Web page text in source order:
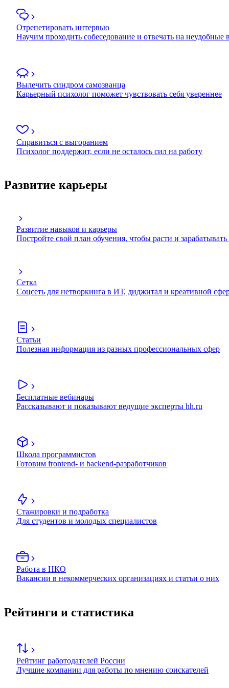
Отрепетировать интервью
Научим проходить собеседование и отвечать на неудобные
Вылечить синдром самозванца
Карьерный психолог поможет чувствовать себя увереннее
Справиться с выгоранием
Психолог поддержит, если не осталось сил на работу
Развитие карьеры
Развитие навыков и карьеры
Постройте свой план обучения, чтобы расти и
Сетка
Соцсеть для нетворкинга в ИТ, диджитал и креативной
Статьи
Полезная информация из разных профессиональных сфер
Бесплатные вебинары
Рассказывают и показывают ведущие эксперты hh.ru
Школа программистов
Готовим frontend- и backend-разработчиков
Стажировки и подработка
Для студентов и молодых специалистов
Работа в НКО
Вакансии в некоммерческих организациях и статьи о них
Рейтинги и статистика
Рейтинг работодателей России
Лучшие компании для работы по мнению соискателей